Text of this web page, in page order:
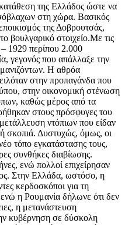
της Ελλάδος ώστε να
στη χώρα. Βασικός
της Δοβρουτσάς,
βουλγαρικό στοιχείο.Mε τις
– 1929 περίπου 2.000
γεγονός που απάλλαξε την
Η αθρόα
στην προπαγάνδα που
στην οικονομική στένωση
καθώς μέρος από τα
στους πρόσφυγες του
ντόπιων που είδαν
σκοπιά. Δυστυχώς, όμως, οι
τόπο εγκατάστασης τους,
συνθήκες διαβίωσης.
ενώ πολλοί επιχείρησαν
Στην Ελλάδα, ωστόσο, η
κερδοσκόποι για τη
η Ρουμανία δήλωνε ότι δεν
η μετανάστευση
κυβέρνηση σε δύσκολη